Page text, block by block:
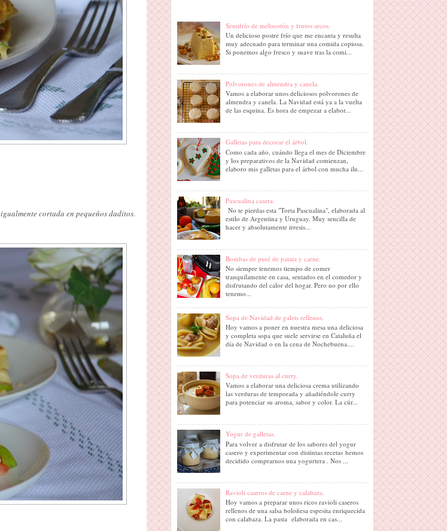
igualmente cortada en pequeños daditos.
Semifrío de melocotón y frutos secos.
Un delicioso postre frío que me encanta y resulta
muy adecuado para terminar una comida copiosa.
Si ponemos algo fresco y suave tras la comi...
Polvorones de almendra y canela.
Vamos a elaborar unos deliciosos polvorones de
almendra y canela. La Navidad está ya a la vuelta
de las esquina. Es hora de empezar a elabor...
Galletas para decorar el árbol.
Como cada año, cuándo llega el mes de Diciembre
y los preparativos de la Navidad comienzan,
elaboro mis galletas para el árbol con mucha ilu...
Pascualina casera.
No te pierdas esta "Torta Pascualina", elaborada al
estilo de Argentina y Uruguay. Muy sencilla de
hacer y absolutamente irresis...
Bombas de puré de patata y carne.
No siempre tenemos tiempo de comer
tranquilamente en casa, sentados en el comedor y
disfrutando del calor del hogar. Pero no por ello
tenemo...
Sopa de Navidad de galets rellenos.
Hoy vamos a poner en nuestra mesa una deliciosa
y completa sopa que suele servirse en Cataluña el
día de Navidad o en la cena de Nochebuena....
Sopa de verduras al curry.
Vamos a elaborar una deliciosa crema utilizando
las verduras de temporada y añadiéndole curry
para potenciar su aroma, sabor y color. La cúr...
Yogur de galletas.
Para volver a disfrutar de los sabores del yogur
casero y experimentar con distintas recetas hemos
decidido comprarnos una yogurtera . Nos ...
Ravioli caseros de carne y calabaza.
Hoy vamos a preparar unos ricos ravioli caseros
rellenos de una salsa boloñesa espesita enriquecida
con calabaza. La pasta elaborada en cas...